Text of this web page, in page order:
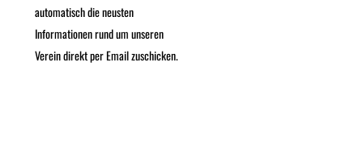
automatisch die neusten
Informationen rund um unseren
Verein direkt per Email zuschicken.